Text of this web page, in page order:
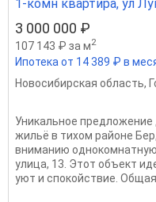
1-комн квартира, ул
3 000 000 ₽
107 143 ₽ за м2
Ипотека от 14 389 ₽ в
Новосибирская область,
Уникальное
жильё в тихом районе
вниманию
улица, 13. Этот объект
уют и спокойствие.